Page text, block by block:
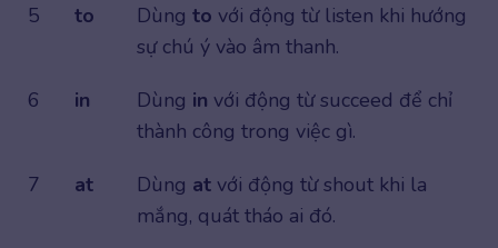
5
to Dùng to với động từ listen khi hướng
sự chú ý vào âm thanh.
6
in Dùng in với động từ succeed để chỉ
thành công trong việc gì.
7
at Dùng at với động từ shout khi la
mắng, quát tháo ai đó.